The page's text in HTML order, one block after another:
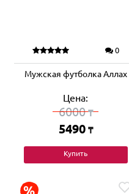
0
Мужская футболка Аллах
Цена:
6000₸
5490 ₸
Купить